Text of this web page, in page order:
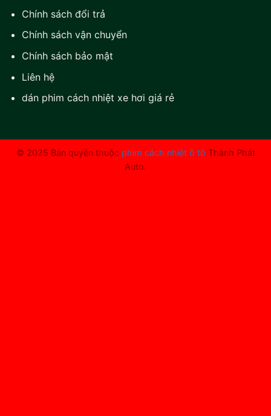
Chính sách đổi trả
Chính sách vận chuyển
Chính sách bảo mật
Liên hệ
dán phim cách nhiệt xe hơi giá rẻ
© 2025 Bản quyền thuộc phim cách nhiệt ô tô Thành Phát
Auto.